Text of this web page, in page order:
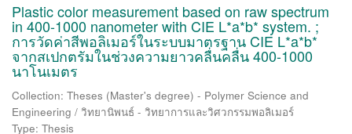
Plastic color measurement based on raw spectrum
in 400-1000 nanometer with CIE L*a*b* system. ;
การวัดค่าสีพอลิเมอร์ในระบบมาตรฐาน CIE L*a*b*
จากสเปกตรัมในช่วงความยาวคลื่นคลื่น 400-1000
นาโนเมตร
Collection: Theses (Master's degree) - Polymer Science and
Engineering / วิทยานิพนธ์ - วิทยาการและวิศวกรรมพอลิเมอร์
Type: Thesis